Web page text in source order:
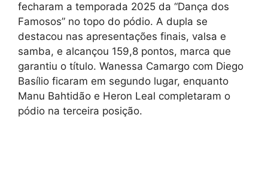
fecharam a temporada 2025 da “Dança dos
Famosos” no topo do pódio. A dupla se
destacou nas apresentações finais, valsa e
samba, e alcançou 159,8 pontos, marca que
garantiu o título. Wanessa Camargo com Diego
Basílio ficaram em segundo lugar, enquanto
Manu Bahtidão e Heron Leal completaram o
pódio na terceira posição.